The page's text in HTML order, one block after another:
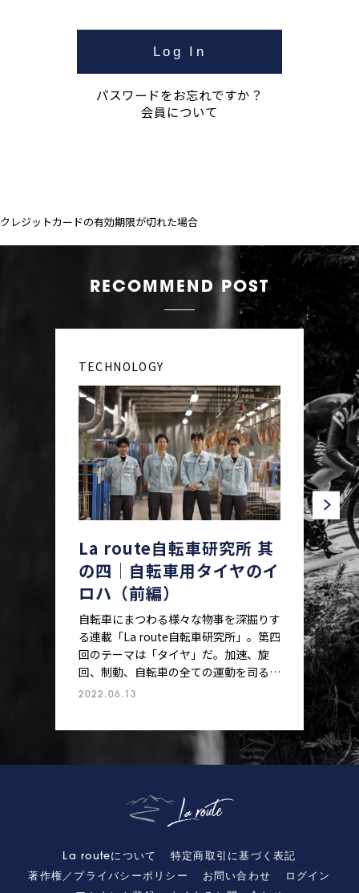
パスワードをお忘れですか？
会員について
クレジットカードの有効期限が切れた場合
RECOMMEND POST
TECHNOLOGY
La route自転車研究所 其
の四│自転車用タイヤのイ
ロハ（前編）
自転車にまつわる様々な物事を深掘りす
る連載「La route自転車研究所」。第四
回のテーマは「タイヤ」だ。加速、旋
回、制動、自転車の全ての運動を司るタ
イヤ。チューブレス化とワイド化が急激
ップ“感”とは何か」「転がり抵抗とは」
「ロードインフォメーションとは」―― そ
ぶつかってみる。取材先は、アジリスト
とグラベルキングで話題沸騰のパナレー
サー。兵庫県丹波市にある本社に訪問
し、技術部技術開発グループ久利隆治さ
ん、佐藤優人さん、マーケティンググル
ープ高橋 諭さん、三上勇輝さんの4名に
2022.06.13
La routeについて 特定商取引に基づく表記
著作権／プライバシーポリシー お問い合わせ ログイン